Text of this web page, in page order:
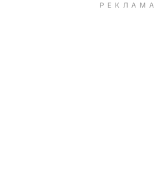
РЕКЛАМА